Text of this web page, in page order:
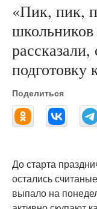
«Пик, пик,
школьников
подготовку
Поделиться
До старта
остались
выпало на